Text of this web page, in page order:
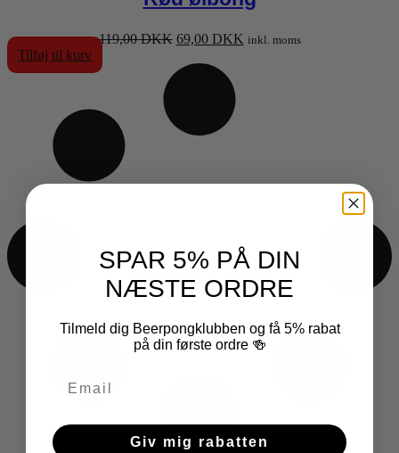
119,00DKK Den
pris
119,00 DKK.
69,00 DKKDen
inkl. moms
Tilføj til kurv
SPAR 5% PÅ DIN
NÆSTE ORDRE
Tilmeld dig Beerpongklubben og få 5% rabat
på din første ordre 🍻
Giv mig rabatten